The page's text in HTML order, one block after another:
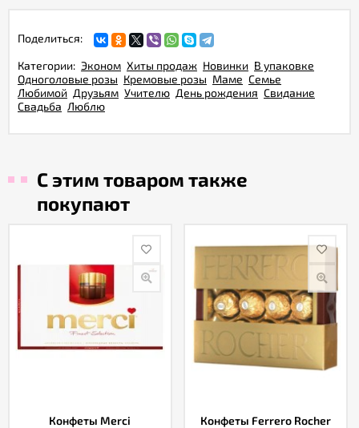
Поделиться:
Категории: Эконом Хиты продаж Новинки В упаковке
Одноголовые розы Кремовые розы Маме Семье
Любимой Друзьям Учителю День рождения Свидание
Свадьба Люблю
С этим товаром также
покупают
Конфеты Merci Конфеты Ferrero Rocher